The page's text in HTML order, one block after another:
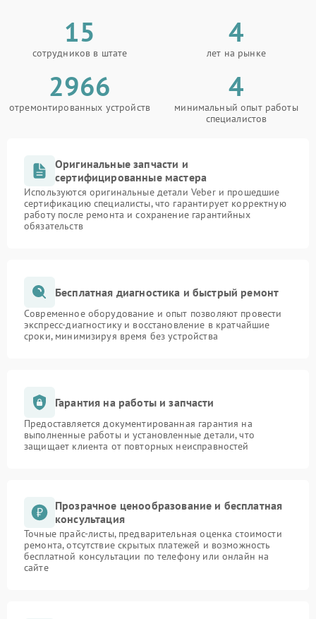
15
сотрудников в штате
4
лет на рынке
2966
отремонтированных устройств
4
минимальный опыт работы
специалистов
Оригинальные запчасти и
сертифицированные мастера
Используются оригинальные детали Veber и прошедшие
сертификацию специалисты, что гарантирует корректную
работу после ремонта и сохранение гарантийных
обязательств
Бесплатная диагностика и быстрый ремонт
Современное оборудование и опыт позволяют провести
экспресс-диагностику и восстановление в кратчайшие
сроки, минимизируя время без устройства
Гарантия на работы и запчасти
Предоставляется документированная гарантия на
выполненные работы и установленные детали, что
защищает клиента от повторных неисправностей
Прозрачное ценообразование и бесплатная
консультация
Точные прайс-листы, предварительная оценка стоимости
ремонта, отсутствие скрытых платежей и возможность
бесплатной консультации по телефону или онлайн на
сайте